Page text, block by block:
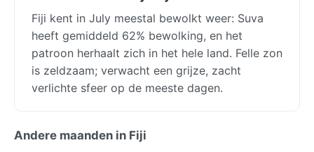
Fiji kent in July meestal bewolkt weer: Suva
heeft gemiddeld 62% bewolking, en het
patroon herhaalt zich in het hele land. Felle zon
is zeldzaam; verwacht een grijze, zacht
verlichte sfeer op de meeste dagen.
Andere maanden in Fiji